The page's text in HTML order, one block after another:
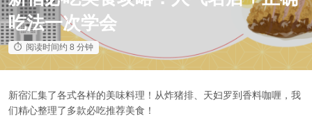
吃法一次学会
阅读时间约 8 分钟
新宿汇集了各式各样的美味料理！从炸猪排、天妇罗到香料咖喱，我
们精心整理了多款必吃推荐美食！